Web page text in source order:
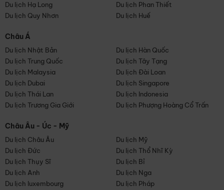
Du lịch Hạ Long
Du lịch Phan Thiết
Du lịch Quy Nhơn
Du lịch Huế
Châu Á
Du lịch Nhật Bản
Du lịch Hàn Quốc
Du lịch Trung Quốc
Du lịch Tây Tạng
Du lịch Malaysia
Du lịch Đài Loan
Du lịch Dubai
Du lịch Singapore
Du lịch Thái Lan
Du lịch Indonesia
Du lịch Trương Gia Giới
Du lịch Phượng Hoàng Cổ Trấn
Châu Âu - Úc - Mỹ
Du lịch Châu Âu
Du lịch Mỹ
Du lịch Đức
Du lịch Thổ Nhĩ Kỳ
Du lịch Thụy Sĩ
Du lịch Bỉ
Du lịch Anh
Du lịch Nga
Du lịch luxembourg
Du lịch Pháp